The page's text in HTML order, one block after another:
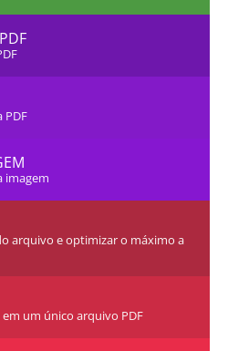
PDF
imagem
arquivo e optimizar o máximo a
em um único arquivo PDF